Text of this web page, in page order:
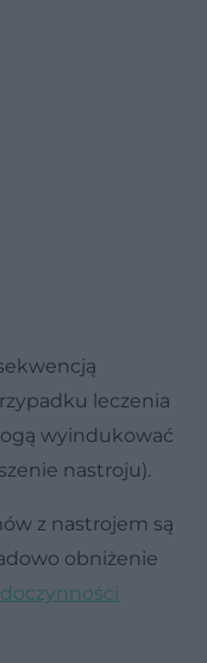
leczenia
wyindukować
nastroju).
z nastrojem są
obniżenie